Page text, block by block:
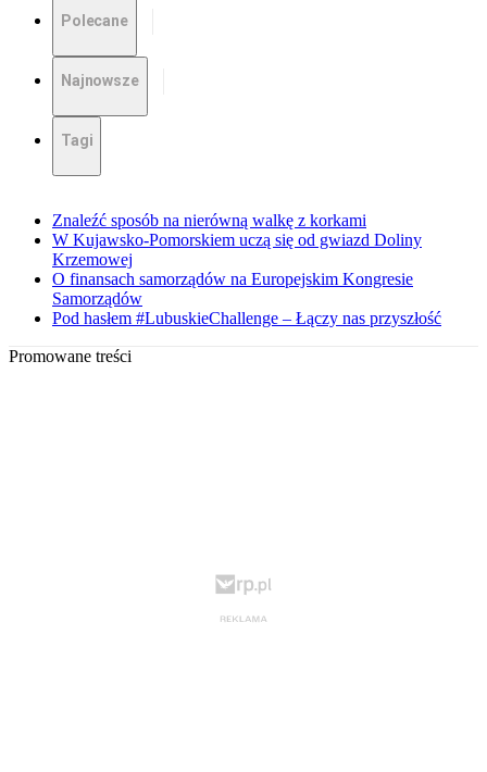
Polecane
Najnowsze
Tagi
Znaleźć sposób na nierówną walkę z korkami
W Kujawsko-Pomorskiem uczą się od gwiazd Doliny
Krzemowej
O finansach samorządów na Europejskim Kongresie
Samorządów
Pod hasłem #LubuskieChallenge – Łączy nas przyszłość
Promowane treści